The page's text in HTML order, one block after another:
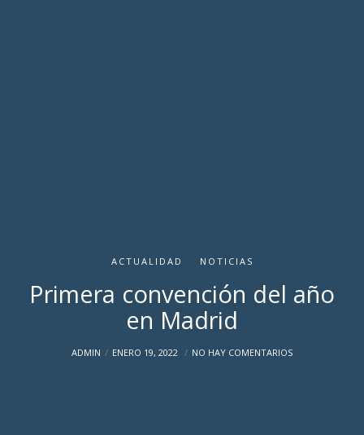
ACTUALIDAD NOTICIAS
Primera convención del año
en Madrid
ADMIN ENERO 19, 2022 NO HAY COMENTARIOS